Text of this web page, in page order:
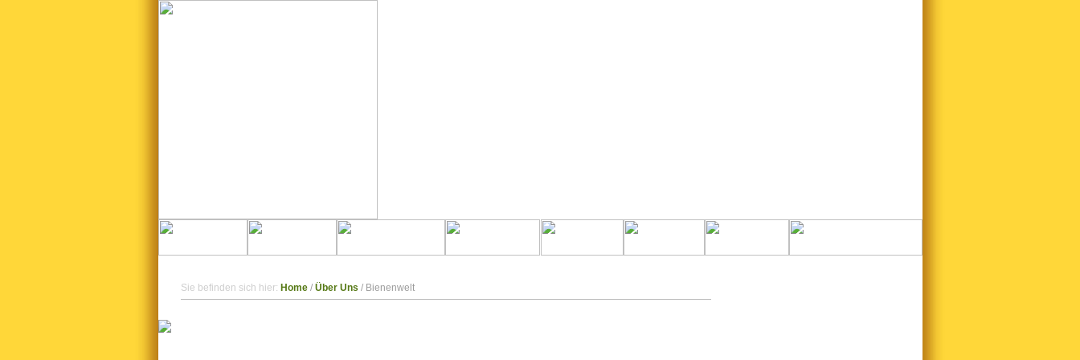
Sie befinden sich hier: Home / Über Uns / Bienenwelt